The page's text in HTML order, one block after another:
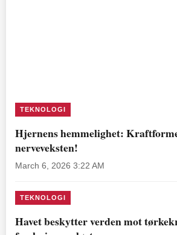
TEKNOLOGI
Hjernens hemmelighet:
nerveveksten!
March 6, 2026 3:22 AM
TEKNOLOGI
Havet beskytter verden mot